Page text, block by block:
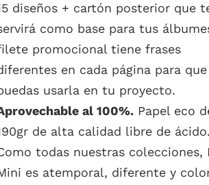
diseños + cartón posterior que
como base para tus
promocional tiene frases
en cada página para que
usarla en tu proyecto.
al 100%.Papel eco
de alta calidad libre de ácido.
todas nuestras colecciones,
es atemporal, diferente y